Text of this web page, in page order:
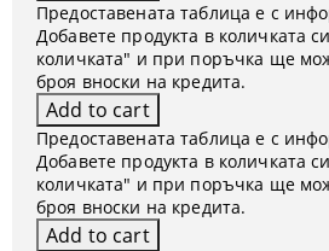
Предоставената таблица е с
Добавете продукта в количката
количката" и при поръчка ще
броя вноски на кредита.
Предоставената таблица е с
Добавете продукта в количката
количката" и при поръчка ще
броя вноски на кредита.